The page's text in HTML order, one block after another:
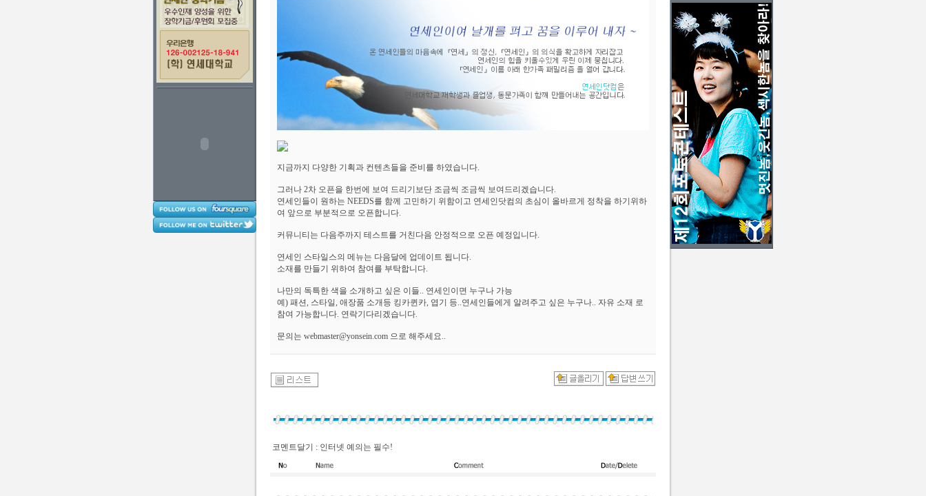
지금까지 다양한 기획과 컨텐츠들을 준비를 하였습니다.
그러나 2차 오픈을 한번에 보여 드리기보단 조금씩 조금씩 보여드리겠습니다.
연세인들이 원하는 NEEDS를 함께 고민하기 위함이고 연세인닷컴의 초심이 올바르게 정착을 하기위하
여 앞으로 부분적으로 오픈합니다.
커뮤니티는 다음주까지 테스트를 거친다음 안정적으로 오픈 예정입니다.
연세인 스타일스의 메뉴는 다음달에 업데이트 됩니다.
소재를 만들기 위하여 참여를 부탁합니다.
나만의 독특한 색을 소개하고 싶은 이들.. 연세인이면 누구나 가능
예) 패션, 스타일, 애장품 소개등 킹카퀸카, 엽기 등..연세인들에게 알려주고 싶은 누구나.. 자유 소재 로
참여 가능합니다. 연락기다리겠습니다.
문의는 webmaster@yonsein.com 으로 해주세요..
코멘트달기 : 인터넷 예의는 필수!